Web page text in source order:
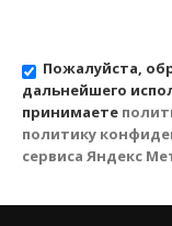
Пожалуйста,
дальнейшего
принимаете
политику
сервиса Яндекс